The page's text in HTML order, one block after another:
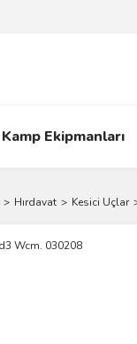
Kamp Ekipmanları
Hırdavat Kesici Uçlar